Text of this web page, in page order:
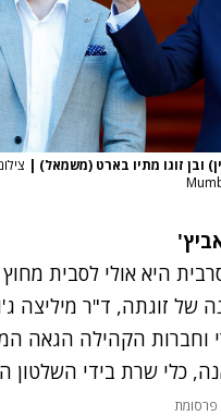
ובן זוגו מתיו בארט (משמאל) |
היא אולי לסבית מחוץ
של זוגתה, ד"ר מיליצה
וחברות הקהילה הגאה
כלי שרת בידי השלטון
פרסומת